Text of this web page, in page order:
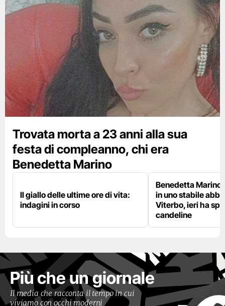
Trovata morta a 23 anni alla sua
festa di compleanno, chi era
Benedetta Marino
Il giallo delle ultime ore di vita:
indagini in corso
Benedetta Marino
in uno stabile
Viterbo, ieri ha
candeline
Più che un giornale
Il media che racconta il tempo in cui
viviamo con occhi moderni